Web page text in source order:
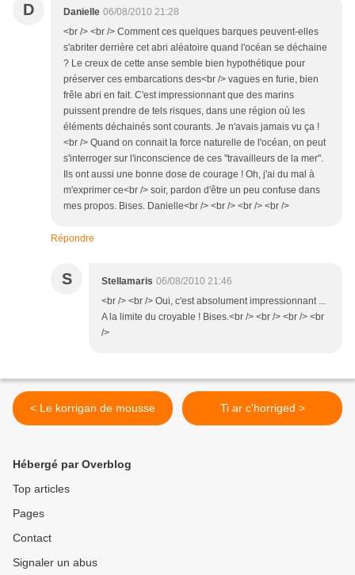
D Danielle 06/08/2010 21:28
<br /> <br /> Comment ces quelques barques peuvent-elles
s'abriter derrière cet abri aléatoire quand l'océan se déchaine
? Le creux de cette anse semble bien hypothétique pour
préserver ces embarcations des<br /> vagues en furie, bien
frêle abri en fait. C'est impressionnant que des marins
puissent prendre de tels risques, dans une région où les
éléments déchainés sont courants. Je n'avais jamais vu ça !
<br /> Quand on connait la force naturelle de l'océan, on peut
s'interroger sur l'inconscience de ces "travailleurs de la mer".
Ils ont aussi une bonne dose de courage ! Oh, j'ai du mal à
m'exprimer ce<br /> soir, pardon d'être un peu confuse dans
mes propos. Bises. Danielle<br /> <br /> <br /> <br />
Répondre
S Stellamaris 06/08/2010 21:46
<br /> <br /> Oui, c'est absolument impressionnant ...
A la limite du croyable ! Bises.<br /> <br /> <br /> <br
/>
< Le korrigan de mousse Ti ar c'horriged >
Hébergé par Overblog
Top articles
Pages
Contact
Signaler un abus